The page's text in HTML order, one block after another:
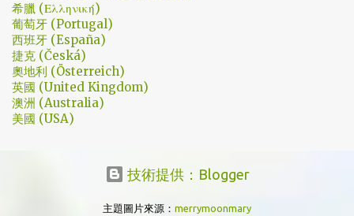
希臘 (Ελληνική)
葡萄牙 (Portugal)
西班牙 (España)
捷克 (Česká)
奧地利 (Österreich)
英國 (United Kingdom)
澳洲 (Australia)
美國 (USA)
技術提供：Blogger
主題圖片來源： merrymoonmary